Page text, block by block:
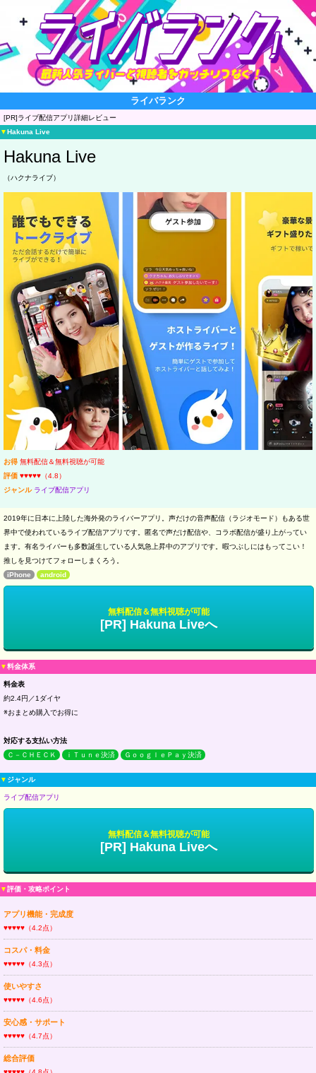
ライバランク
[PR]ライブ配信アプリ詳細レビュー
▼Hakuna Live
Hakuna Live
（ハクナライブ）
お得 無料配信＆無料視聴が可能
評価 ♥♥♥♥♥（4.8）
ジャンル ライブ配信アプリ
2019年に日本に上陸した海外発のライバーアプリ。声だけの音声配信（ラジオモード）もある世
界中で使われているライブ配信アプリです。匿名で声だけ配信や、コラボ配信が盛り上がってい
ます。有名ライバーも多数誕生している人気急上昇中のアプリです。暇つぶしにはもってこい！
推しを見つけてフォローしまくろう。
iPhone
android
無料配信＆無料視聴が可能
[PR] Hakuna Liveへ
▼料金体系
料金表
約2.4円／1ダイヤ
※おまとめ購入でお得に
対応する支払い方法
Ｃ－ＣＨＥＣＫ
ｉＴｕｎｅ決済 ＧｏｏｇｌｅＰａｙ決済
▼ ジャンル
ライブ配信アプリ
無料配信＆無料視聴が可能
[PR] Hakuna Liveへ
▼評価・攻略ポイント
アプリ機能・完成度
♥♥♥♥♥（4.2点）
コスパ・料金
♥♥♥♥♥（4.3点）
使いやすさ
♥♥♥♥♥（4.6点）
安心感・サポート
♥♥♥♥♥（4.7点）
総合評価